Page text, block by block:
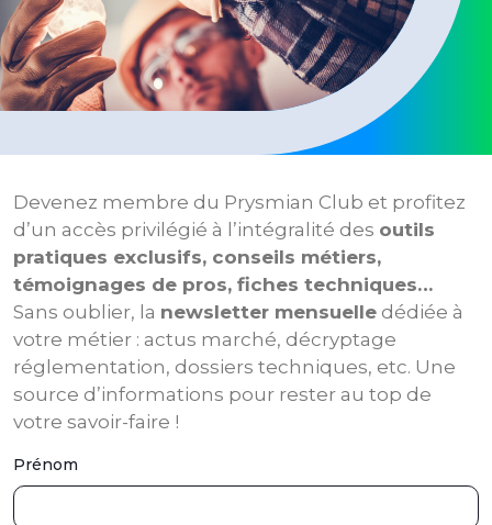
Devenez membre du Prysmian Club et profitez
d’un accès privilégié à l’intégralité des outils
pratiques exclusifs, conseils métiers,
témoignages de pros, fiches techniques…
Sans oublier, la newsletter mensuelle dédiée à
votre métier : actus marché, décryptage
réglementation, dossiers techniques, etc. Une
source d’informations pour rester au top de
votre savoir-faire !
Prénom